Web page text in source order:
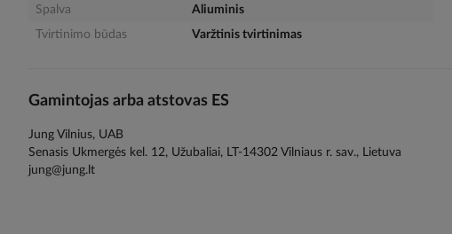
Spalva
Aliuminis
Tvirtinimo būdas
Varžtinis tvirtinimas
Gamintojas arba atstovas ES
Jung Vilnius, UAB
Senasis Ukmergės kel. 12, Užubaliai, LT-14302 Vilniaus r. sav., Lietuva
jung@jung.lt